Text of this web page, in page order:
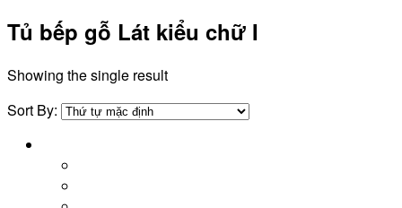
Tủ bếp gỗ Lát kiểu chữ I
Showing the single result
Sort By: